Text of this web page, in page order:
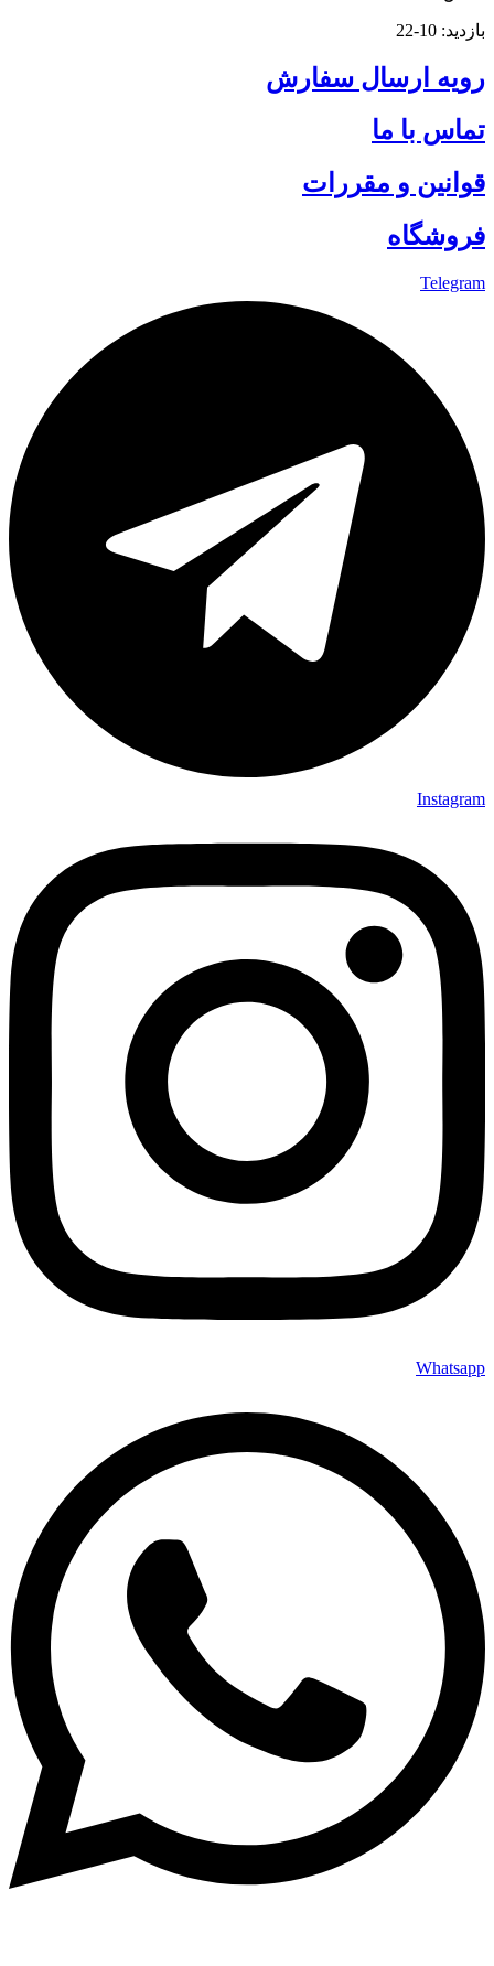
بازدید: 10-22
رویه ارسال سفارش
تماس با ما
قوانین و مقررات
فروشگاه
Telegram
Instagram
Whatsapp